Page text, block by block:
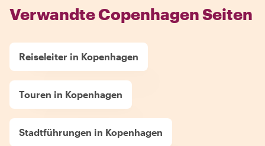
Verwandte Copenhagen Seiten
Reiseleiter in Kopenhagen
Touren in Kopenhagen
Stadtführungen in Kopenhagen